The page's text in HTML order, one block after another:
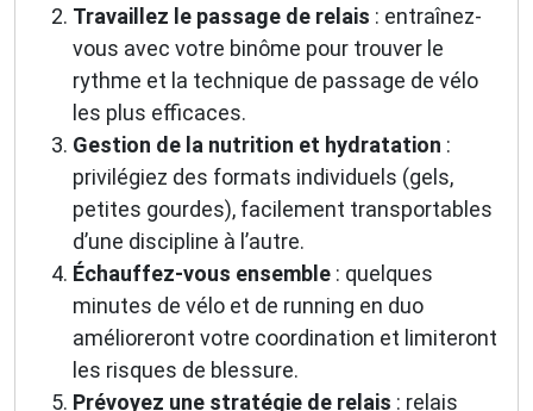
Travaillez le passage de relais : entraînez-
vous avec votre binôme pour trouver le
rythme et la technique de passage de vélo
les plus efficaces.
Gestion de la nutrition et hydratation :
privilégiez des formats individuels (gels,
petites gourdes), facilement transportables
d’une discipline à l’autre.
Échauffez-vous ensemble : quelques
minutes de vélo et de running en duo
amélioreront votre coordination et limiteront
les risques de blessure.
Prévoyez une stratégie de relais : relais